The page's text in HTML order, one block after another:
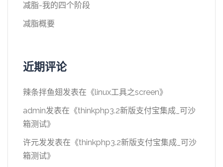
减脂-我的四个阶段
减脂概要
近期评论
辣条拌鱼翅发表在《linux工具之screen》
admin发表在《thinkphp3.2新版支付宝集成_可沙
箱测试》
许元发发表在《thinkphp3.2新版支付宝集成_可沙
箱测试》